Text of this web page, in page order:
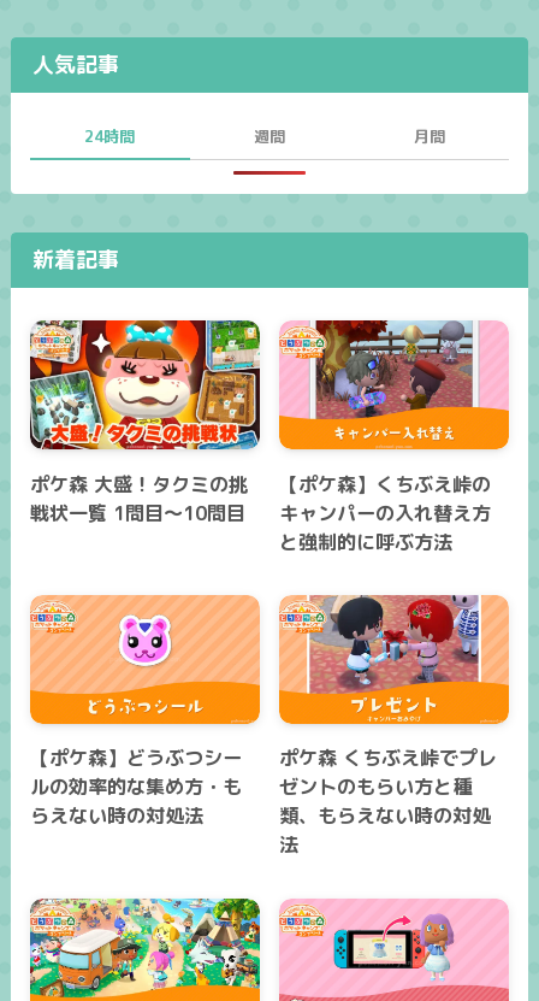
人気記事
24時間 週間 月間
新着記事
ポケ森 大盛！タクミの挑
戦状一覧 1問目～10問目
【ポケ森】くちぶえ峠の
キャンパーの入れ替え方
と強制的に呼ぶ方法
【ポケ森】どうぶつシー
ルの効率的な集め方・も
らえない時の対処法
ポケ森 くちぶえ峠でプレ
ゼントのもらい方と種
類、もらえない時の対処
法